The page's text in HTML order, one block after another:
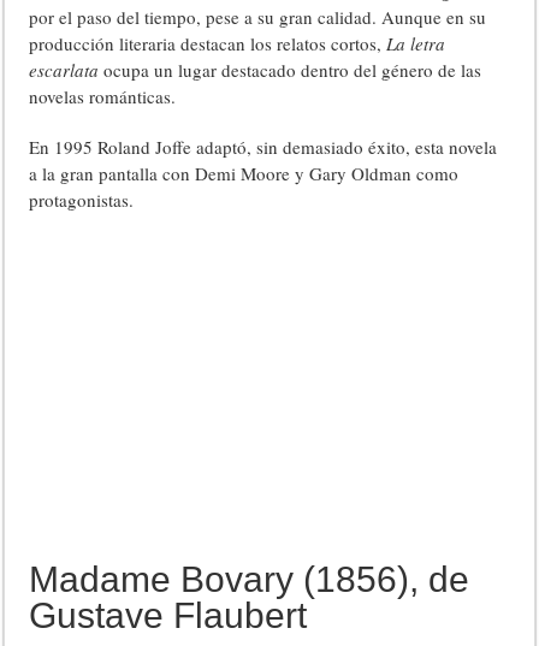
por el paso del tiempo, pese a su gran calidad. Aunque en su
producción literaria destacan los relatos cortos,La letra
escarlata ocupa un lugar destacado dentro del género de las
novelas románticas.
En 1995 Roland Joffe adaptó, sin demasiado éxito, esta novela
a la gran pantalla con Demi Moore y Gary Oldman como
protagonistas.
Madame Bovary (1856), de
Gustave Flaubert